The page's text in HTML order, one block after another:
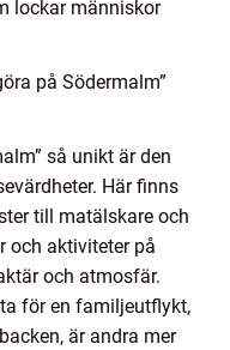
lockar människor
på Södermalm”
så unikt är den
Här finns
till matälskare och
och aktiviteter på
och atmosfär.
för en familjeutflykt,
är andra mer